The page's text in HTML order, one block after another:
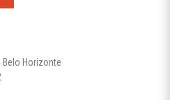
Belo Horizonte